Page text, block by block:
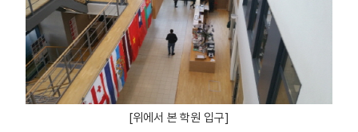
[위에서 본 학원 입구]